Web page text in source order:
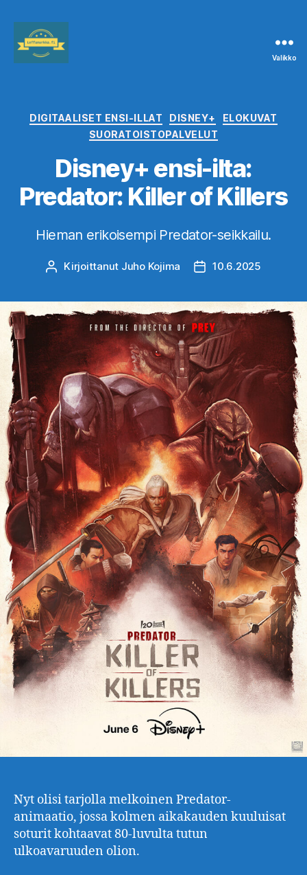
Valikko
Kategoriat
DIGITAALISET ENSI-ILLAT DISNEY+
ELOKUVAT
SUORATOISTOPALVELUT
Disney+ ensi-ilta:
Predator: Killer of Killers
Hieman erikoisempi Predator-seikkailu.
Kirjoittaja
Kirjoittanut Juho Kojima Julkaisupäivämäärä
10.6.2025
Nyt olisi tarjolla melkoinen Predator-
animaatio, jossa kolmen aikakauden kuuluisat
soturit kohtaavat 80-luvulta tutun
ulkoavaruuden olion.